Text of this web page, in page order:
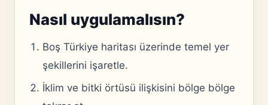
Nasıl uygulamalısın?
Boş Türkiye haritası üzerinde temel yer
şekillerini işaretle.
İklim ve bitki örtüsü ilişkisini bölge bölge